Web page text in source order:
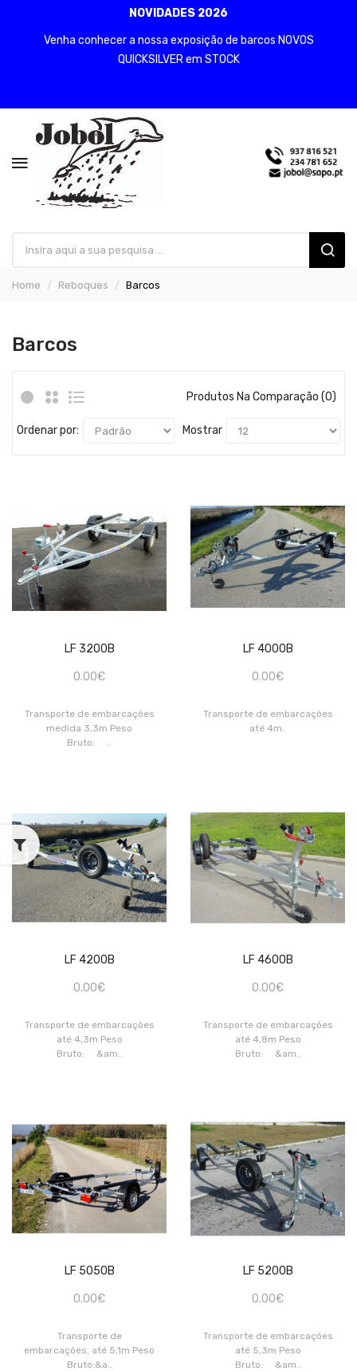
NOVIDADES 2026
Venha conhecer a nossa exposição de barcos NOVOS
QUICKSILVER em STOCK
Home Reboques Barcos
Barcos
Produtos Na Comparação (0)
Ordenar por: Mostrar
LF 3200B
0.00€
Transporte de embarcações
medida 3,3m Peso
Bruto: ..
LF 4000B
0.00€
Transporte de embarcações
até 4m..
LF 4200B
0.00€
Transporte de embarcações
até 4,3m Peso
Bruto: &am..
LF 4600B
0.00€
Transporte de embarcações
até 4,8m Peso
Bruto: &am..
LF 5050B
0.00€
Transporte de
embarcações, até 5,1m Peso
Bruto:&a..
LF 5200B
0.00€
Transporte de embarcações
até 5,3m Peso
Bruto: &am..